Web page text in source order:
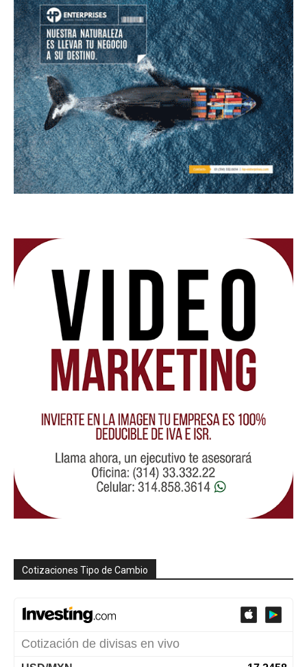
Cotizaciones Tipo de Cambio